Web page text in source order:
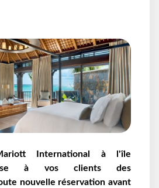
International à l'île
à vos clients des
nouvelle réservation avant